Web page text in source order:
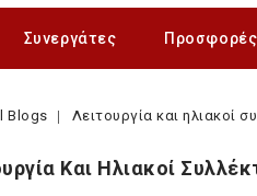
Συνεργάτες Προσφορές
Blogs Λειτουργία και ηλιακοί
Και Ηλιακοί